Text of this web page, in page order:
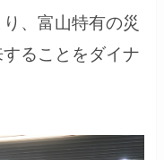
、富山特有の災
ることをダイナ